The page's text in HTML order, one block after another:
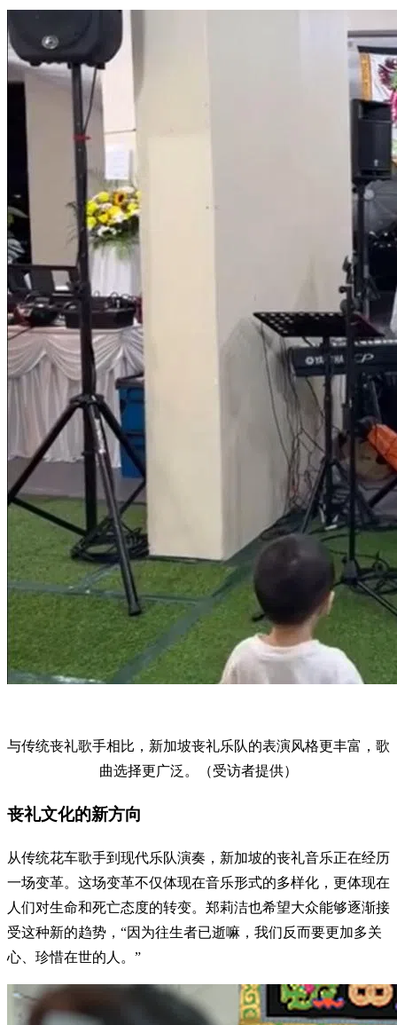
与传统丧礼歌手相比，新加坡丧礼乐队的表演风格更丰富，歌
曲选择更广泛。（受访者提供）
丧礼文化的新方向
从传统花车歌手到现代乐队演奏，新加坡的丧礼音乐正在经历
一场变革。这场变革不仅体现在音乐形式的多样化，更体现在
人们对生命和死亡态度的转变。郑莉洁也希望大众能够逐渐接
受这种新的趋势，“因为往生者已逝嘛，我们反而要更加多关
心、珍惜在世的人。”